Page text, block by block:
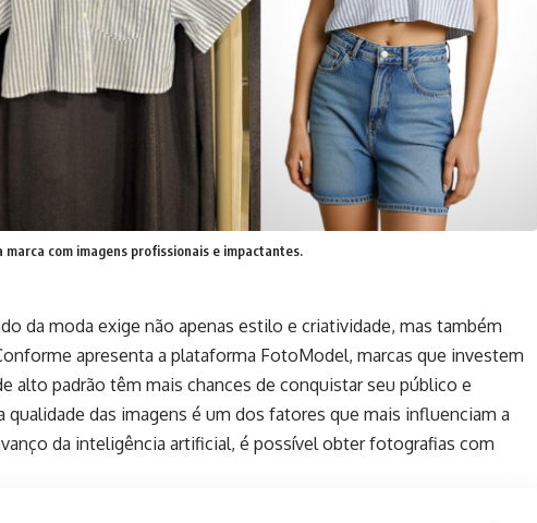
com imagens profissionais e impactantes.
da moda exige não apenas estilo e criatividade, mas também
apresenta a plataforma FotoModel, marcas que investem
alto padrão têm mais chances de conquistar seu público e
qualidade das imagens é um dos fatores que mais influenciam a
da inteligência artificial, é possível obter fotografias com